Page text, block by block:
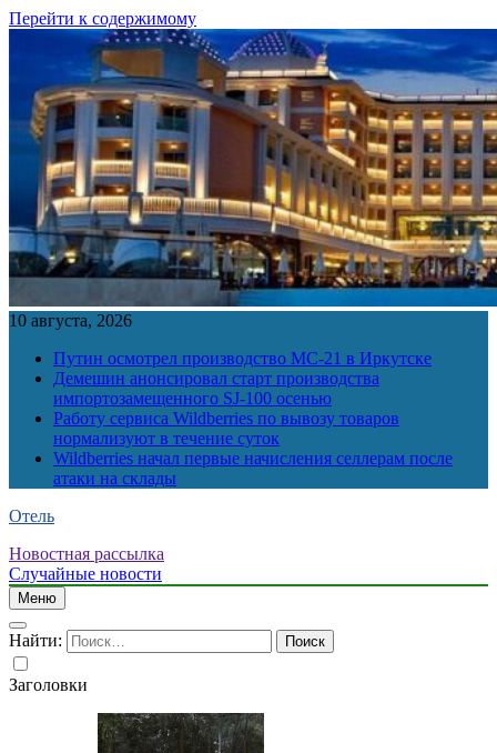
Перейти к содержимому
10 августа, 2026
Путин осмотрел производство МС-21 в Иркутске
Демешин анонсировал старт производства
импортозамещенного SJ-100 осенью
Работу сервиса Wildberries по вывозу товаров
нормализуют в течение суток
Wildberries начал первые начисления селлерам после
атаки на склады
Отель
Новостная рассылка
Случайные новости
Меню
Найти:
Заголовки